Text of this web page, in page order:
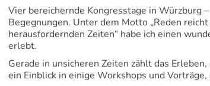
Vier bereichernde Kongresstage in Würzburg
Begegnungen. Unter dem Motto „Reden
herausfordernden Zeiten“ habe ich einen
erlebt.
Gerade in unsicheren Zeiten zählt das
ein Einblick in einige Workshops und